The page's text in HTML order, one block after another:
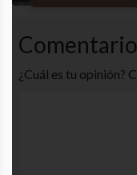
¿Cuál es tu opinión?